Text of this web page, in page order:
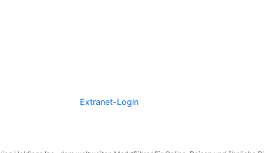
Extranet-Login